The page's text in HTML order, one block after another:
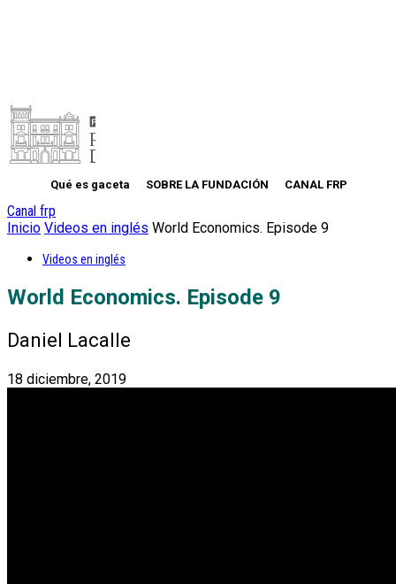
Qué es gaceta SOBRE LA FUNDACIÓN CANAL FRP
Canal frp
Inicio Videos en inglés World Economics. Episode 9
Videos en inglés
World Economics. Episode 9
Daniel Lacalle
18 diciembre, 2019